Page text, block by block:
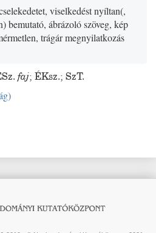
viselkedést nyíltan(,
)bemutató, ábrázoló szöveg, kép
trágár megnyilatkozás
faj; ÉKsz.; SzT.
)